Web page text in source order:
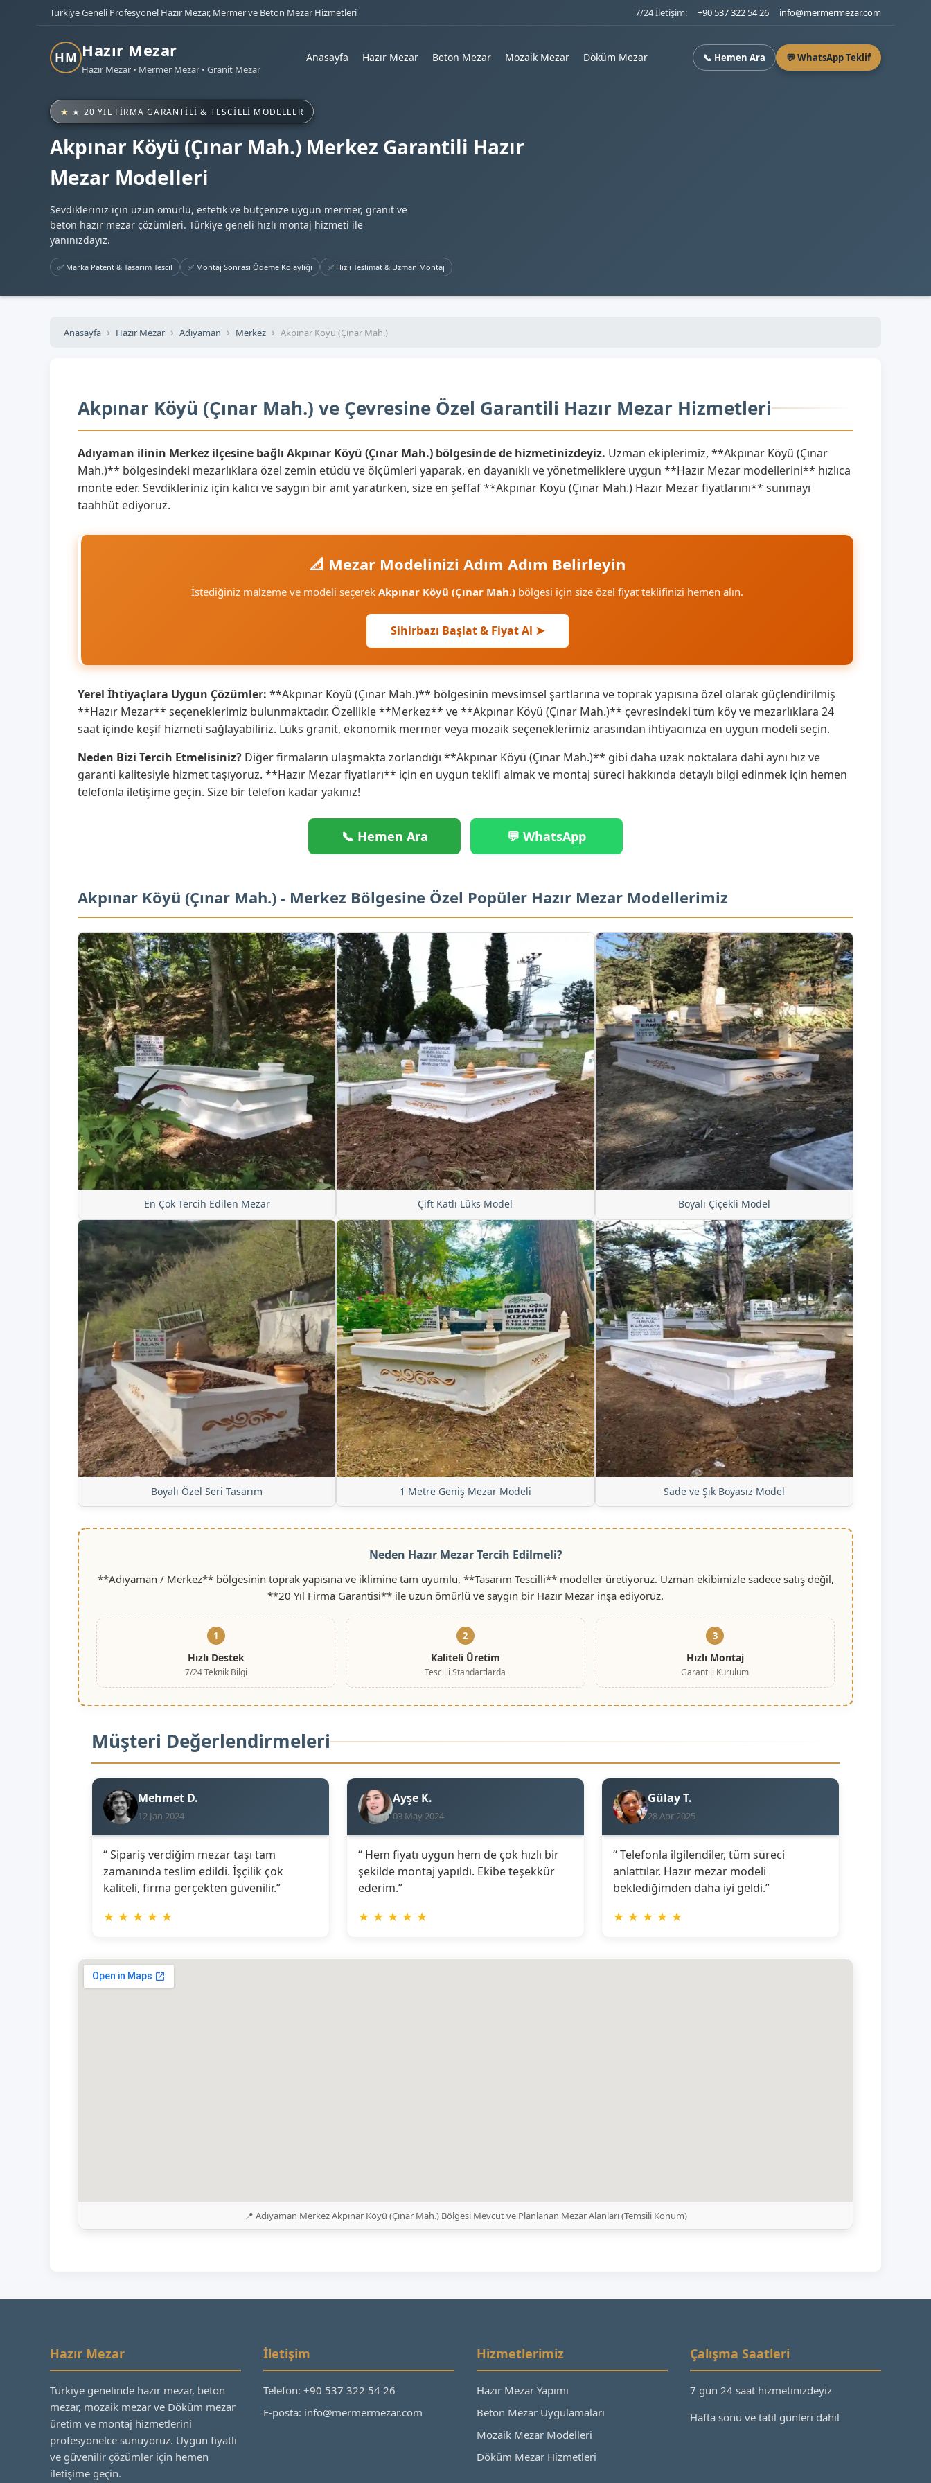
Türkiye Geneli Profesyonel Hazır Mezar, Mermer ve Beton Mezar Hizmetleri 7/24 İletişim: +90 537 322 54 26 info@mermermezar.com
HM Hazır Mezar
Hazır Mezar • Mermer Mezar • Granit Mezar
Anasayfa Hazır Mezar Beton Mezar Mozaik Mezar Döküm Mezar 📞 Hemen Ara 💬 WhatsApp Teklif
★ 20 YIL FIRMA GARANTILI & TESCILLI MODELLER
Akpınar Köyü (Çınar Mah.) Merkez Garantili Hazır
Mezar Modelleri
Sevdikleriniz için uzun ömürlü, estetik ve bütçenize uygun mermer, granit ve
beton hazır mezar çözümleri. Türkiye geneli hızlı montaj hizmeti ile
yanınızdayız.
✅ Marka Patent & Tasarım Tescil ✅ Montaj Sonrası Ödeme Kolaylığı ✅ Hızlı Teslimat & Uzman Montaj
Anasayfa Hazır Mezar Adıyaman Merkez Akpınar Köyü (Çınar Mah.)
Akpınar Köyü (Çınar Mah.) ve Çevresine Özel Garantili Hazır Mezar Hizmetleri
Adıyaman ilinin Merkez ilçesine bağlı Akpınar Köyü (Çınar Mah.) bölgesinde de hizmetinizdeyiz. Uzman ekiplerimiz, **Akpınar Köyü (Çınar
Mah.)** bölgesindeki mezarlıklara özel zemin etüdü ve ölçümleri yaparak, en dayanıklı ve yönetmeliklere uygun **Hazır Mezar modellerini** hızlıca
monte eder. Sevdikleriniz için kalıcı ve saygın bir anıt yaratırken, size en şeffaf **Akpınar Köyü (Çınar Mah.) Hazır Mezar fiyatlarını** sunmayı
taahhüt ediyoruz.
📐 Mezar Modelinizi Adım Adım Belirleyin
İstediğiniz malzeme ve modeli seçerek Akpınar Köyü (Çınar Mah.) bölgesi için size özel fiyat teklifinizi hemen alın.
Sihirbazı Başlat & Fiyat Al ➤
Yerel İhtiyaçlara Uygun Çözümler: **Akpınar Köyü (Çınar Mah.)** bölgesinin mevsimsel şartlarına ve toprak yapısına özel olarak güçlendirilmiş
**Hazır Mezar** seçeneklerimiz bulunmaktadır. Özellikle **Merkez** ve **Akpınar Köyü (Çınar Mah.)** çevresindeki tüm köy ve mezarlıklara 24
saat içinde keşif hizmeti sağlayabiliriz. Lüks granit, ekonomik mermer veya mozaik seçeneklerimiz arasından ihtiyacınıza en uygun modeli seçin.
Neden Bizi Tercih Etmelisiniz? Diğer firmaların ulaşmakta zorlandığı **Akpınar Köyü (Çınar Mah.)** gibi daha uzak noktalara dahi aynı hız ve
garanti kalitesiyle hizmet taşıyoruz. **Hazır Mezar fiyatları** için en uygun teklifi almak ve montaj süreci hakkında detaylı bilgi edinmek için hemen
telefonla iletişime geçin. Size bir telefon kadar yakınız!
📞 Hemen Ara 💬 WhatsApp
Akpınar Köyü (Çınar Mah.) - Merkez Bölgesine Özel Popüler Hazır Mezar Modellerimiz
En Çok Tercih Edilen Mezar Çift Katlı Lüks Model Boyalı Çiçekli Model
Boyalı Özel Seri Tasarım 1 Metre Geniş Mezar Modeli Sade ve Şık Boyasız Model
Neden Hazır Mezar Tercih Edilmeli?
**Adıyaman / Merkez** bölgesinin toprak yapısına ve iklimine tam uyumlu, **Tasarım Tescilli** modeller üretiyoruz. Uzman ekibimizle sadece satış değil,
**20 Yıl Firma Garantisi** ile uzun ömürlü ve saygın bir Hazır Mezar inşa ediyoruz.
1
Hızlı Destek
7/24 Teknik Bilgi
2
Kaliteli Üretim
Tescilli Standartlarda
3
Hızlı Montaj
Garantili Kurulum
Müşteri Değerlendirmeleri
Mehmet D.
12 Jan 2024
“ Sipariş verdiğim mezar taşı tam
zamanında teslim edildi. İşçilik çok
kaliteli, firma gerçekten güvenilir.”
★ ★ ★ ★ ★
Ayşe K.
03 May 2024
“ Hem fiyatı uygun hem de çok hızlı bir
şekilde montaj yapıldı. Ekibe teşekkür
ederim.”
★ ★ ★ ★ ★
Gülay T.
28 Apr 2025
“ Telefonla ilgilendiler, tüm süreci
anlattılar. Hazır mezar modeli
beklediğimden daha iyi geldi.”
★ ★ ★ ★ ★
📍 Adıyaman Merkez Akpınar Köyü (Çınar Mah.) Bölgesi Mevcut ve Planlanan Mezar Alanları (Temsili Konum)
Hazır Mezar
Türkiye genelinde hazır mezar, beton
mezar, mozaik mezar ve Döküm mezar
üretim ve montaj hizmetlerini
profesyonelce sunuyoruz. Uygun fiyatlı
ve güvenilir çözümler için hemen
iletişime geçin.
İletişim
Telefon: +90 537 322 54 26
E-posta: info@mermermezar.com
Hizmetlerimiz
Hazır Mezar Yapımı
Beton Mezar Uygulamaları
Mozaik Mezar Modelleri
Döküm Mezar Hizmetleri
Çalışma Saatleri
7 gün 24 saat hizmetinizdeyiz
Hafta sonu ve tatil günleri dahil